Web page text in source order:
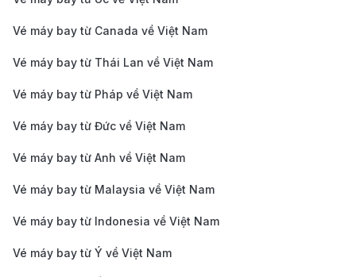
Chặng bay Paris
→ TP. Hồ Chí
Giá vé khứ hồi
Paris TP. Hồ Chí
Airlines
16.800.000 VNĐ
Giá vé máy bay
Paris TP. Hồ Chí
Minh Air France
24.989.000 VNĐ
Vé máy bay từ Canada về Việt Nam
Vé máy bay từ Thái Lan về Việt Nam
Vé máy bay từ Pháp về Việt Nam
Vé máy bay từ Đức về Việt Nam
Vé máy bay từ Anh về Việt Nam
Vé máy bay từ Malaysia về Việt Nam
Vé máy bay từ Indonesia về Việt Nam
Vé máy bay từ Ý về Việt Nam